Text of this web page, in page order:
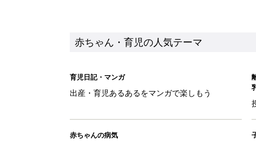
赤ちゃん・育児の人気テーマ
育児日記・マンガ
出産・育児あるあるをマンガで楽しもう
赤ちゃんの病気